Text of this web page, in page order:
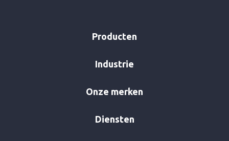
Producten
Industrie
Onze merken
Diensten